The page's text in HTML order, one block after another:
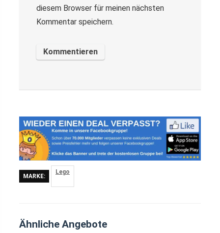
diesem Browser für meinen nächsten
Kommentar speichern.
MARKE:
Lego
Ähnliche Angebote